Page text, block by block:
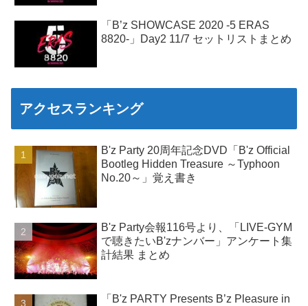
「B’z SHOWCASE 2020 -5 ERAS
8820-」Day2 11/7 セットリストまとめ
アクセスランキング
B'z Party 20周年記念DVD「B'z Official
Bootleg Hidden Treasure ～Typhoon
No.20～」覚え書き
B'z Party会報116号より、「LIVE-GYM
で聴きたいB'zナンバー」アンケート集
計結果 まとめ
「B'z PARTY Presents B’z Pleasure in